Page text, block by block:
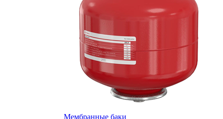
Мембранные баки